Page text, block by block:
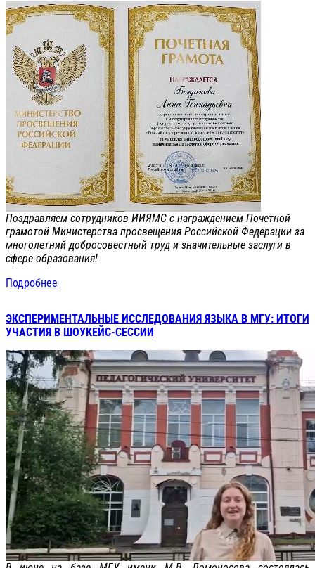
Поздравляем сотрудников ИИЯМС с награждением Почетной
грамотой Министерства просвещения Российской Федерации за
многолетний добросовестный труд и значительные заслуги в
сфере образования!
Подробнее
ЭКСПЕРИМЕНТАЛЬНЫЕ ИССЛЕДОВАНИЯ ЯЗЫКА В МГУ: ИТОГИ
УЧАСТИЯ В ШОУКЕЙС-СЕССИИ